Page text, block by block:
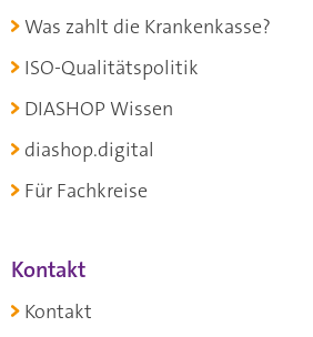
Was zahlt die Krankenkasse?
ISO-Qualitätspolitik
DIASHOP Wissen
diashop.digital
Für Fachkreise
Kontakt
Kontakt